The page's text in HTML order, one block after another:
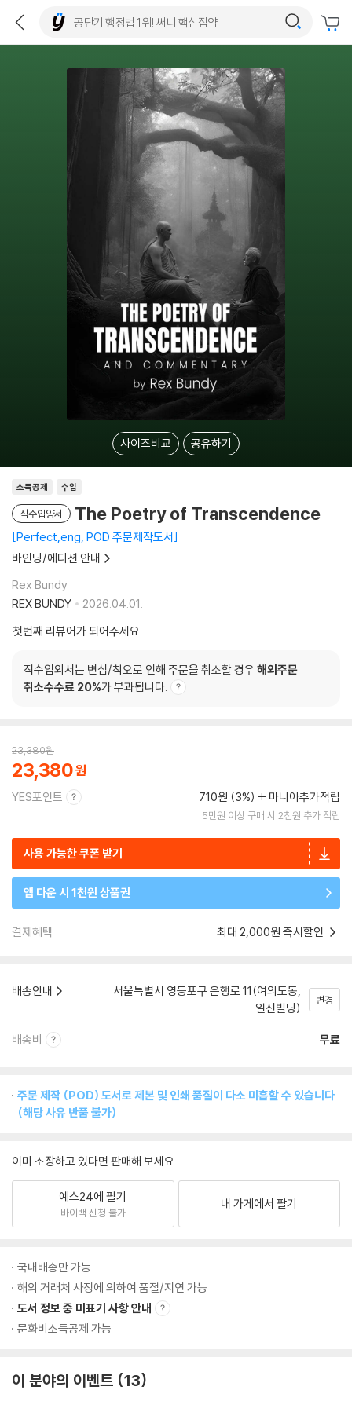
사이즈비교 공유하기
소득공제 수입
직수입양서 The Poetry of Transcendence
Perfect,eng, POD 주문제작도서
바인딩/에디션 안내
Rex Bundy
REX BUNDY
2026.04.01.
첫번째 리뷰어가 되어주세요
직수입외서는 변심/착오로 인해 주문을 취소할 경우 해외주문
취소수수료 20%가 부과됩니다.
23,380원
23,380
YES포인트 710원 (3%) 마니아추가적립
5만원 이상 구매 시 2천원 추가 적립
사용 가능한 쿠폰 받기
앱 다운 시 1천원 상품권
결제혜택 최대 2,000원 즉시할인
배송안내
서울특별시 영등포구 은행로 11(여의도동,
일신빌딩)
변경
배송비 무료
주문 제작 (POD) 도서로 제본 및 인쇄 품질이 다소 미흡할 수 있습니다
(해당 사유 반품 불가)
이미 소장하고 있다면 판매해 보세요.
예스24에 팔기
바이백 신청 불가
내 가게에서 팔기
국내배송만 가능
해외 거래처 사정에 의하여 품절/지연 가능
도서 정보 중 미표기 사항 안내
문화비소득공제 가능
이 분야의 이벤트 13